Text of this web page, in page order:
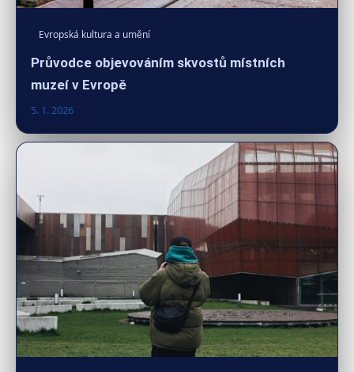
Evropská kultura a umění
Průvodce objevováním skvostů místních
muzeí v Evropě
5. 1. 2026